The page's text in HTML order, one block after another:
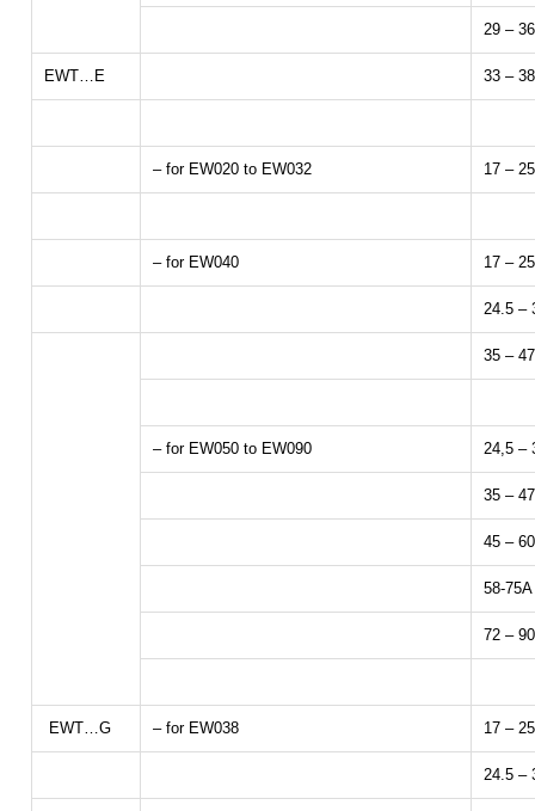
29 –
EWT…E 33 –
– for EW020 to EW032 17 –
– for EW040 17 –
24.5 –
35 –
– for EW050 to EW090 24,5 –
35 –
45 –
58-75A
72 –
EWT…G – for EW038 17 –
24.5 –